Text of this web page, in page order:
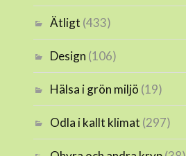
Ätligt (433)
Design (106)
Hälsa i grön miljö (19)
Odla i kallt klimat (297)